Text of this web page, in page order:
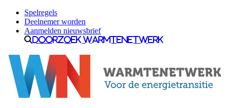
Ga naar inhoud
Spelregels
Deelnemer worden
Aanmelden nieuwsbrief
Doorzoek Warmtenetwerk